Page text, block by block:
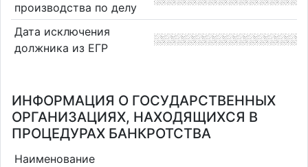
производства по делу
Дата исключения
должника из ЕГР
ИНФОРМАЦИЯ О ГОСУДАРСТВЕННЫХ
ОРГАНИЗАЦИЯХ, НАХОДЯЩИХСЯ В
ПРОЦЕДУРАХ БАНКРОТСТВА
Наименование